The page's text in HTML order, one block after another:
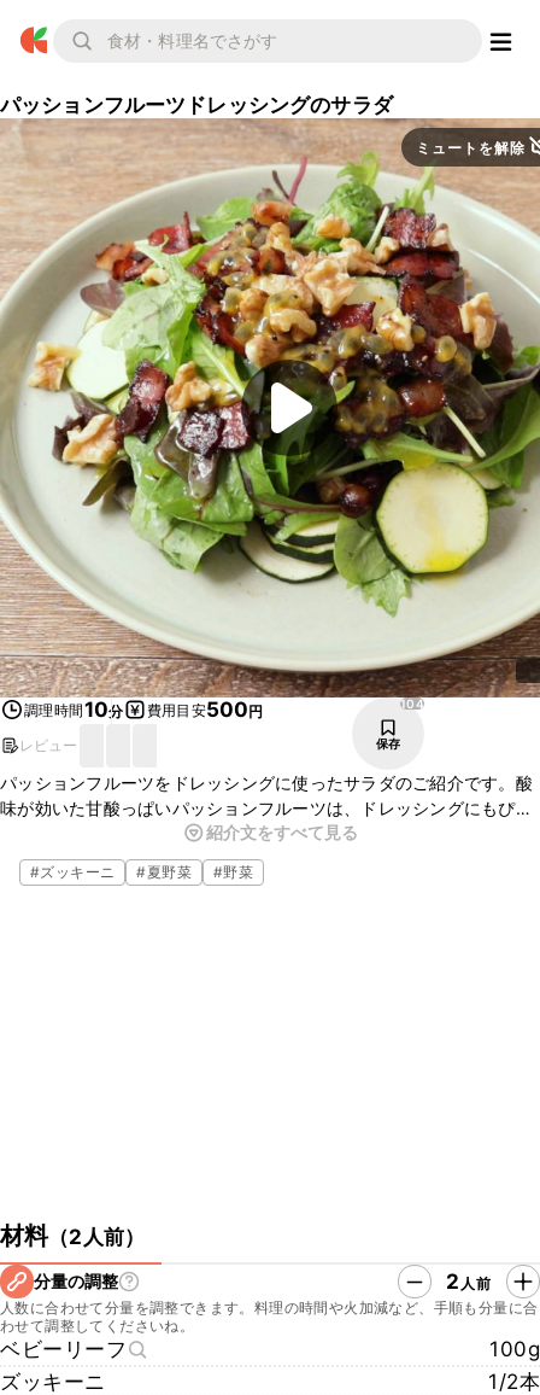
パッションフルーツドレッシングのサラダ
ミュートを解除
調理時間10分 費用目安500円
レビュー
104
保存
パッションフルーツをドレッシングに使ったサラダのご紹介です。酸
味が効いた甘酸っぱいパッションフルーツは、ドレッシングにもぴっ
たりですよ。パッションフルーツは下ごしらえも要らずに種ごと食べ
られるので、簡単にお作りいただけます。ぜひお試しくださいね。
紹介文をすべて見る
#ズッキーニ #夏野菜 #野菜
材料（2人前）
分量の調整 2 人前
人数に合わせて分量を調整できます。料理の時間や火加減など、手順も分量に合
わせて調整してくださいね。
ベビーリーフ
100g
ズッキーニ
1/2本